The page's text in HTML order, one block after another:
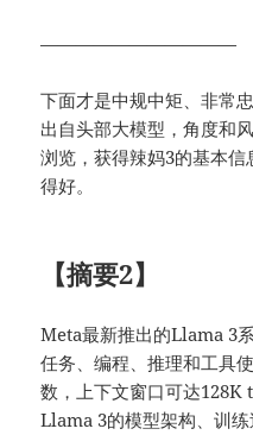
———————————
下面才是中规中矩、非常
出自头部大模型，角度和
浏览，获得辣妈3的基本
得好。
【摘要2】
Meta最新推出的Llama 3
任务、编程、推理和工具
数，上下文窗口可达
Llama 3的模型架构、训